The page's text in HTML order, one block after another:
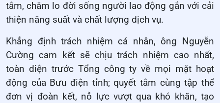
tâm, chăm lo đời sống người lao động gắn với cải
thiện năng suất và chất lượng dịch vụ.
Khẳng định trách nhiệm cá nhân, ông Nguyễn
Cường cam kết sẽ chịu trách nhiệm cao nhất,
toàn diện trước Tổng công ty về mọi mặt hoạt
động của Bưu điện tỉnh; quyết tâm cùng tập thể
đơn vị đoàn kết, nỗ lực vượt qua khó khăn, tạo